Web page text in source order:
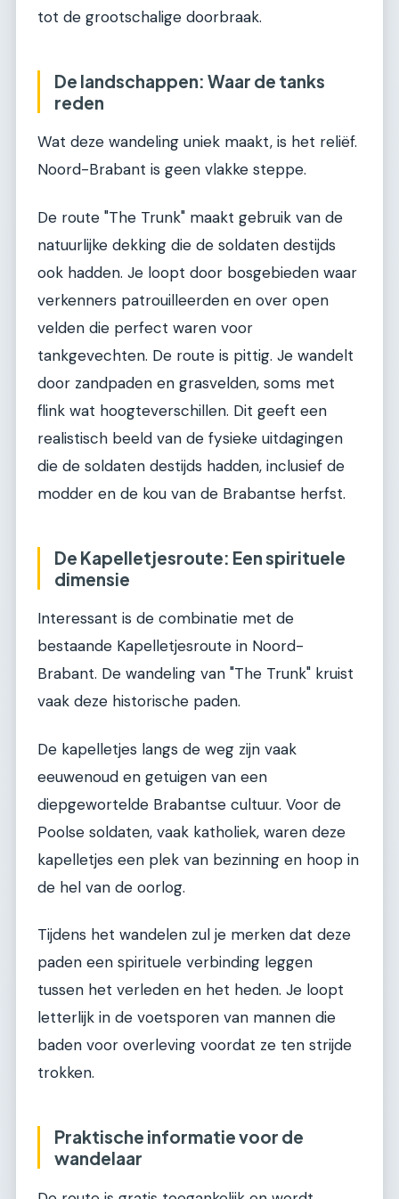
tot de grootschalige doorbraak.
De landschappen: Waar de tanks
reden
Wat deze wandeling uniek maakt, is het reliëf.
Noord-Brabant is geen vlakke steppe.
De route "The Trunk" maakt gebruik van de
natuurlijke dekking die de soldaten destijds
ook hadden. Je loopt door bosgebieden waar
verkenners patrouilleerden en over open
velden die perfect waren voor
tankgevechten. De route is pittig. Je wandelt
door zandpaden en grasvelden, soms met
flink wat hoogteverschillen. Dit geeft een
realistisch beeld van de fysieke uitdagingen
die de soldaten destijds hadden, inclusief de
modder en de kou van de Brabantse herfst.
De Kapelletjesroute: Een spirituele
dimensie
Interessant is de combinatie met de
bestaande Kapelletjesroute in Noord-
Brabant. De wandeling van "The Trunk" kruist
vaak deze historische paden.
De kapelletjes langs de weg zijn vaak
eeuwenoud en getuigen van een
diepgewortelde Brabantse cultuur. Voor de
Poolse soldaten, vaak katholiek, waren deze
kapelletjes een plek van bezinning en hoop in
de hel van de oorlog.
Tijdens het wandelen zul je merken dat deze
paden een spirituele verbinding leggen
tussen het verleden en het heden. Je loopt
letterlijk in de voetsporen van mannen die
baden voor overleving voordat ze ten strijde
trokken.
Praktische informatie voor de
wandelaar